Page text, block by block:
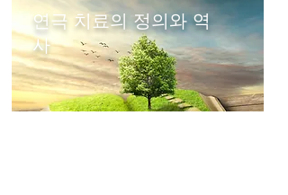
연극 치료의 정의와 역
사